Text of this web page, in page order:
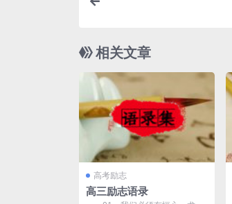
相关文章
高考励志
高三励志语录